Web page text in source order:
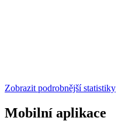
Zobrazit podrobnější statistiky
Mobilní aplikace